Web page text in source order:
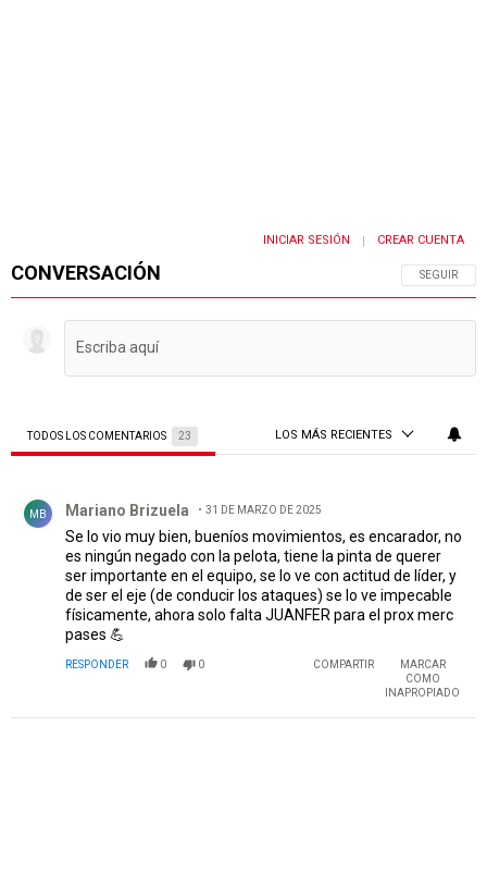
CONVERSACIÓN SIGA ESTA
SEGUIR
INICIAR SESIÓN CREAR CUENTA
TODOS LOS COMENTARIOS 23 LOS MÁS RECIENTES
MB Mariano Brizuela 31 DE MARZO DE 2025
Se lo vio muy bien, bueníos movimientos, es encarador, no
es ningún negado con la pelota, tiene la pinta de querer
ser importante en el equipo, se lo ve con actitud de líder, y
de ser el eje (de conducir los ataques) se lo ve impecable
físicamente, ahora solo falta JUANFER para el prox merc
pases 💪
RESPONDER 0 0 COMPARTIR
MARCAR
COMO
INAPROPIADO